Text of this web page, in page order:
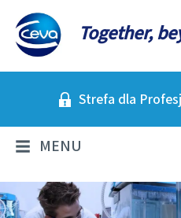
Together,
Strefa dla
MENU
KIM JESTEŚMY